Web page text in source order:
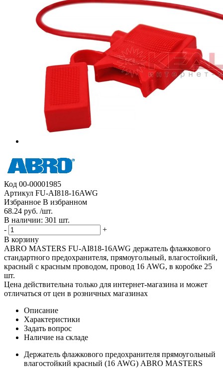
Код 00-00001985
Артикул FU-AI818-16AWG
Избранное В избранном
68.24 руб. /шт.
В наличии: 301 шт.
-
+
В корзину
ABRO MASTERS FU-AI818-16AWG держатель флажкового
стандартного предохранителя, прямоугольный, влагостойкий,
красный с красным проводом, провод 16 AWG, в коробке 25
шт.
Цена действительна только для интернет-магазина и может
отличаться от цен в розничных магазинах
Описание
Характеристики
Задать вопрос
Наличие на складе
Держатель флажкового предохранителя прямоугольный
влагостойкий красный (16 AWG) ABRO MASTERS